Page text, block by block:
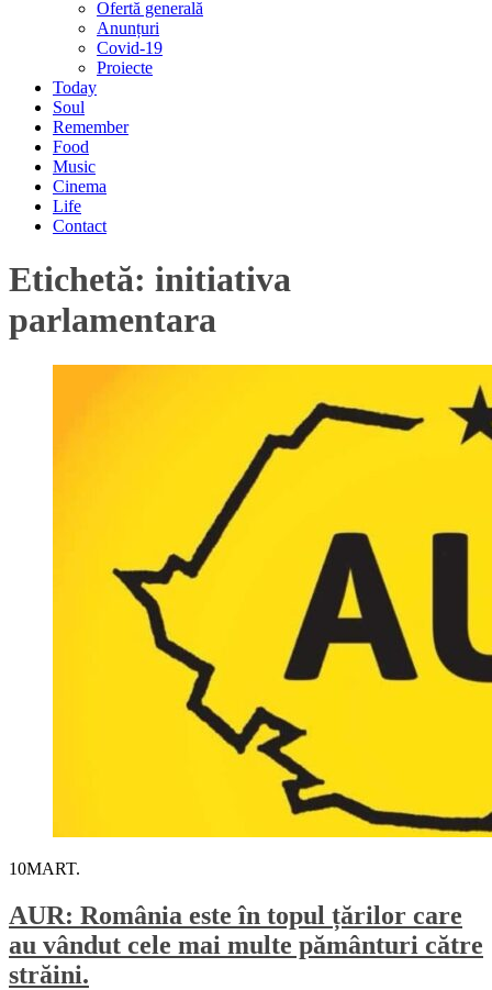
Ofertă generală
Anunțuri
Covid-19
Proiecte
Today
Soul
Remember
Food
Music
Cinema
Life
Contact
Etichetă: initiativa
parlamentara
10MART.
AUR: România este în topul țărilor care
au vândut cele mai multe pământuri către
străini.